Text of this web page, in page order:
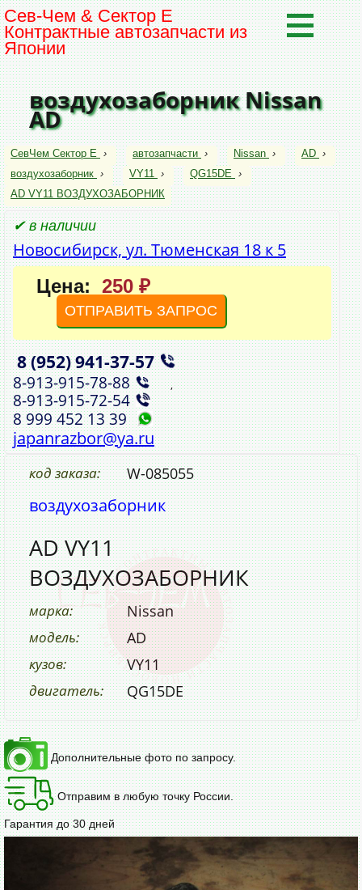
Сев-Чем & Сектор Е
Контрактные автозапчасти из
Японии
воздухозаборник Nissan
AD
СевЧем Сектор Е › автозапчасти › Nissan › AD ›
воздухозаборник › VY11 › QG15DE ›
AD VY11 ВОЗДУХОЗАБОРНИК
✔ в наличии
Новосибирск, ул. Тюменская 18 к 5
Цена: 250 ₽
ОТПРАВИТЬ ЗАПРОС
8 (952)941‑37‑57 ,
8‑913‑915‑78‑88 ,
8‑913‑915‑72‑54
8 999 452 13 39
japanrazbor@ya.ru
код заказа: W-085055
воздухозаборник
AD VY11
ВОЗДУХОЗАБОРНИК
марка: Nissan
модель: AD
кузов: VY11
двигатель: QG15DE
Дополнительные фото по запросу.
Отправим в любую точку России.
Гарантия до 30 дней